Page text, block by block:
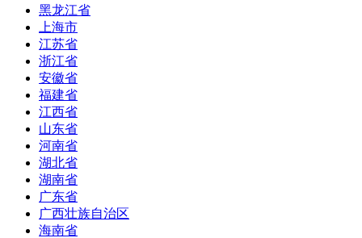
黑龙江省
上海市
江苏省
浙江省
安徽省
福建省
江西省
山东省
河南省
湖北省
湖南省
广东省
广西壮族自治区
海南省